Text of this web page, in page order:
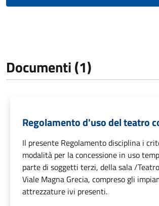
Documenti (1)
Regolamento d'uso del teatro
Il presente Regolamento disciplina i
modalità per la concessione in uso
parte di soggetti terzi, della sala /
Viale Magna Grecia, compreso gli
attrezzature ivi presenti.